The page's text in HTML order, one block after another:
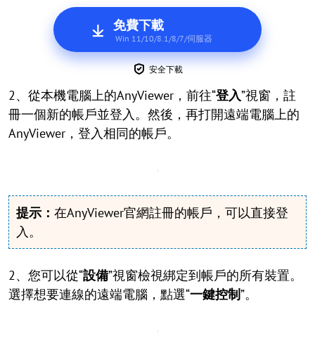
免費下載
Win 11/10/8.1/8/7/伺服器
安全下載
2、從本機電腦上的AnyViewer，前往“登入”視窗，註
冊一個新的帳戶並登入。然後，再打開遠端電腦上的
AnyViewer，登入相同的帳戶。
提示： 在AnyViewer官網註冊的帳戶，可以直接登
入。
2、您可以從“設備”視窗檢視綁定到帳戶的所有裝置。
選擇想要連線的遠端電腦，點選“一鍵控制”。